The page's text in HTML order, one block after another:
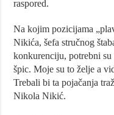
raspored.
Na kojim pozicijama
Nikića, šefa stručnog
konkurenciju, potrebni su
špic. Moje su to želje a
Trebali bi ta pojačanja
Nikola Nikić.